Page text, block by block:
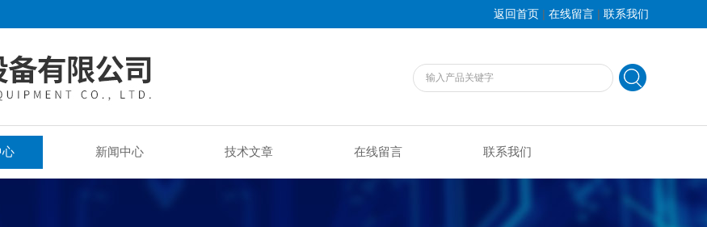
返回首页 | 在线留言 | 联系我们
心 新闻中心 技术文章 在线留言 联系我们